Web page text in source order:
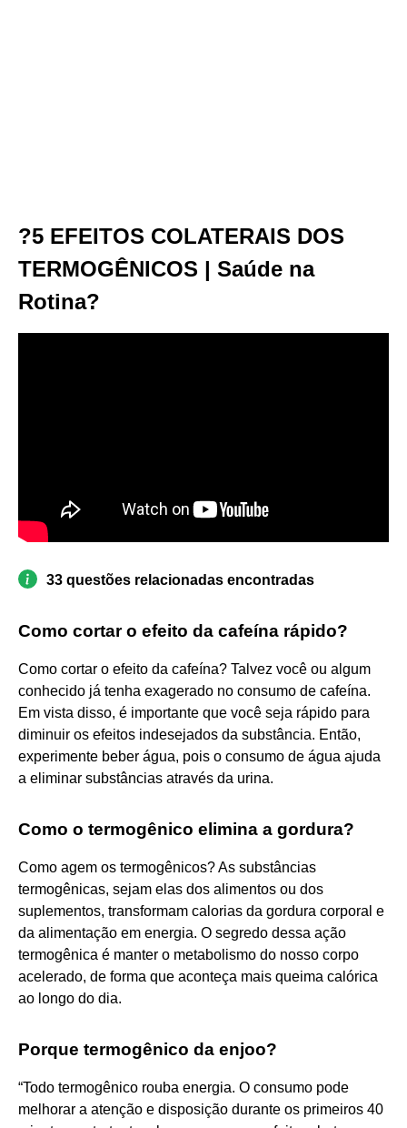
?5 EFEITOS COLATERAIS DOS
TERMOGÊNICOS | Saúde na
Rotina?
33 questões relacionadas encontradas
Como cortar o efeito da cafeína rápido?
Como cortar o efeito da cafeína? Talvez você ou algum
conhecido já tenha exagerado no consumo de cafeína.
Em vista disso, é importante que você seja rápido para
diminuir os efeitos indesejados da substância. Então,
experimente beber água, pois o consumo de água ajuda
a eliminar substâncias através da urina.
Como o termogênico elimina a gordura?
Como agem os termogênicos? As substâncias
termogênicas, sejam elas dos alimentos ou dos
suplementos, transformam calorias da gordura corporal e
da alimentação em energia. O segredo dessa ação
termogênica é manter o metabolismo do nosso corpo
acelerado, de forma que aconteça mais queima calórica
ao longo do dia.
Porque termogênico da enjoo?
“Todo termogênico rouba energia. O consumo pode
melhorar a atenção e disposição durante os primeiros 40